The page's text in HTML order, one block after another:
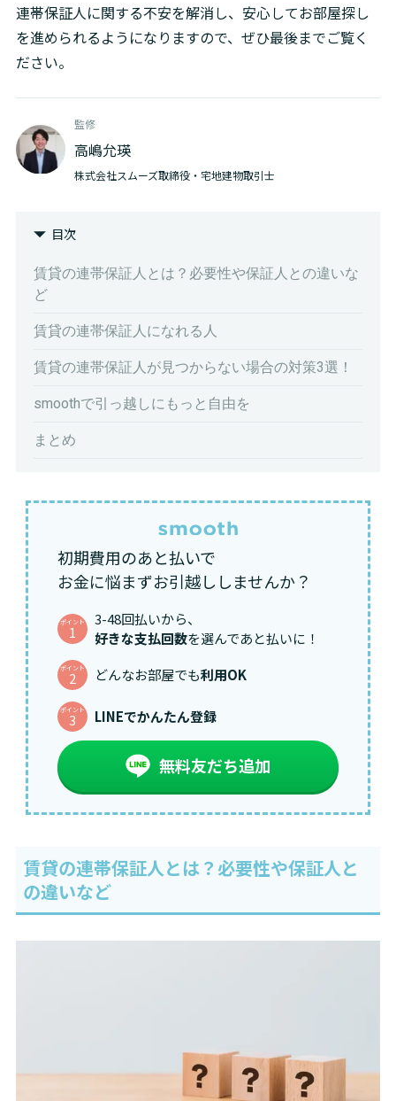
連帯保証人に関する不安を解消し、安心してお部屋探し
を進められるようになりますので、ぜひ最後までご覧く
ださい。
監修
高嶋允瑛
株式会社スムーズ取締役・宅地建物取引士
目次
賃貸の連帯保証人とは？必要性や保証人との違いな
ど
賃貸の連帯保証人になれる人
賃貸の連帯保証人が見つからない場合の対策3選！
smoothで引っ越しにもっと自由を
まとめ
初期費用のあと払いで
お金に悩まずお引越ししませんか？
ポイント
1
3-48回払いから、
好きな支払回数を選んであと払いに！
ポイント
2 どんなお部屋でも利用OK
ポイント
3 LINEでかんたん登録
無料友だち追加
賃貸の連帯保証人とは？必要性や保証人と
の違いなど